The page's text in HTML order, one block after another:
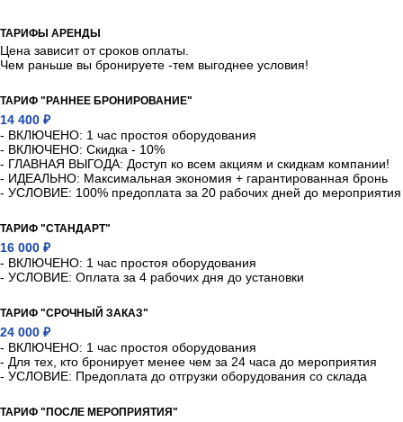
ТАРИФЫ АРЕНДЫ
Цена зависит от сроков оплаты.
Чем раньше вы бронируете -тем выгоднее условия!
ТАРИФ "РАННЕЕ БРОНИРОВАНИЕ"
14 400 ₽
- ВКЛЮЧЕНО: 1 час простоя оборудования
- ВКЛЮЧЕНО: Скидка - 10%
- ГЛАВНАЯ ВЫГОДА: Доступ ко всем акциям и скидкам компании!
- ИДЕАЛЬНО: Максимальная экономия + гарантированная бронь
- УСЛОВИЕ: 100% предоплата за 20 рабочих дней до мероприятия
ТАРИФ "СТАНДАРТ"
16 000 ₽
- ВКЛЮЧЕНО: 1 час простоя оборудования
- УСЛОВИЕ: Оплата за 4 рабочих дня до установки
ТАРИФ "СРОЧНЫЙ ЗАКАЗ"
24 000 ₽
- ВКЛЮЧЕНО: 1 час простоя оборудования
- Для тех, кто бронирует менее чем за 24 часа до мероприятия
- УСЛОВИЕ: Предоплата до отгрузки оборудования со склада
ТАРИФ "ПОСЛЕ МЕРОПРИЯТИЯ"